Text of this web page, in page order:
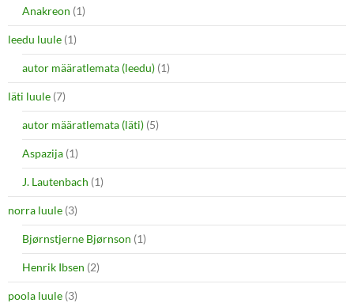
Anakreon (1)
leedu luule (1)
autor määratlemata (leedu) (1)
läti luule (7)
autor määratlemata (läti) (5)
Aspazija (1)
J. Lautenbach (1)
norra luule (3)
Bjørnstjerne Bjørnson (1)
Henrik Ibsen (2)
poola luule (3)